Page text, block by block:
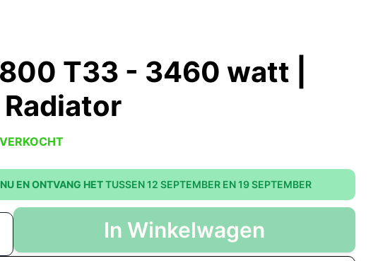
T33 - 3460 watt |
EN ONTVANG HETTUSSEN 12 SEPTEMBER EN 19 SEPTEMBER
In Winkelwagen